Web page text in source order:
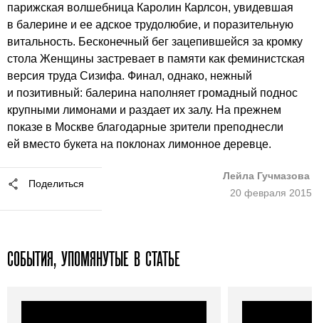
парижская волшебница Каролин Карлсон, увидевшая
в балерине и ее адское трудолюбие, и поразительную
витальность. Бесконечный бег зацепившейся за кромку
стола Женщины застревает в памяти как феминистская
версия труда Сизифа. Финал, однако, нежный
и позитивный: балерина наполняет громадный поднос
крупными лимонами и раздает их залу. На прежнем
показе в Москве благодарные зрители преподнесли
ей вместо букета на поклонах лимонное деревце.
Поделиться
Лейла Гучмазова
20 февраля 2015
СОБЫТИЯ, УПОМЯНУТЫЕ В СТАТЬЕ